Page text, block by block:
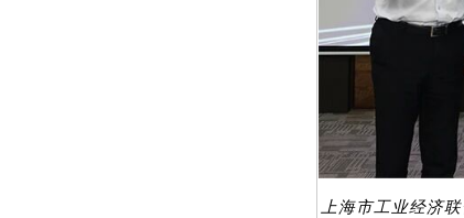
上海市工业经济